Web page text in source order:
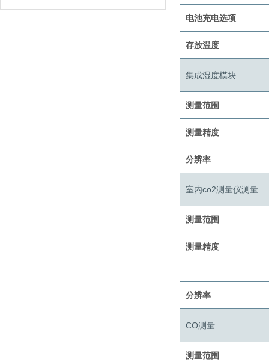
电池充电选项
存放温度
集成湿度模块
测量范围
测量精度
分辨率
室内co2测量仪测量
测量范围
测量精度
分辨率
CO测量
测量范围